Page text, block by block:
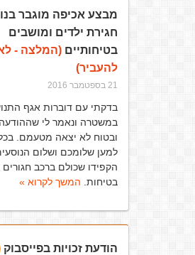
מבצע אכיפה מוגבר
חגירת ילדים ומושבים
בטיחותיים(המלצה -
להעביר)
21 בספטמבר 2016
בדקתי עם דוברות אגף
במשטרה ונאמר לי שההודעה
ובטוח לא יצאה מטעמם.
למען שלומכם ושלום
הקפידו שכולם ברכב
בטיחות. המשך לקרוא »
הודעת זכויות בפייסבוק